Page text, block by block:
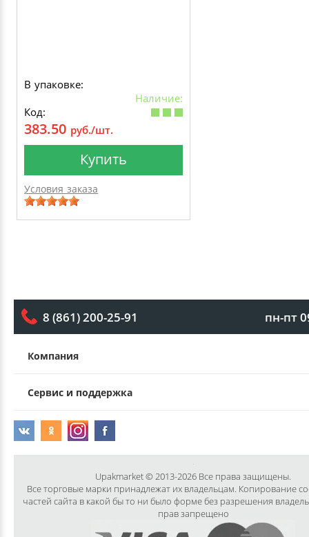
В упаковке:
Наличие:
Код:
383.50 руб./шт.
Купить
Условия заказа
8 (861) 200-25-91 пн-пт
Компания
Сервис и поддержка
Upakmarket © 2013-2026 Все права защищены.
Все торговые марки принадлежат их владельцам. Копирование
частей сайта в какой бы то ни было форме без разрешения
прав запрещено